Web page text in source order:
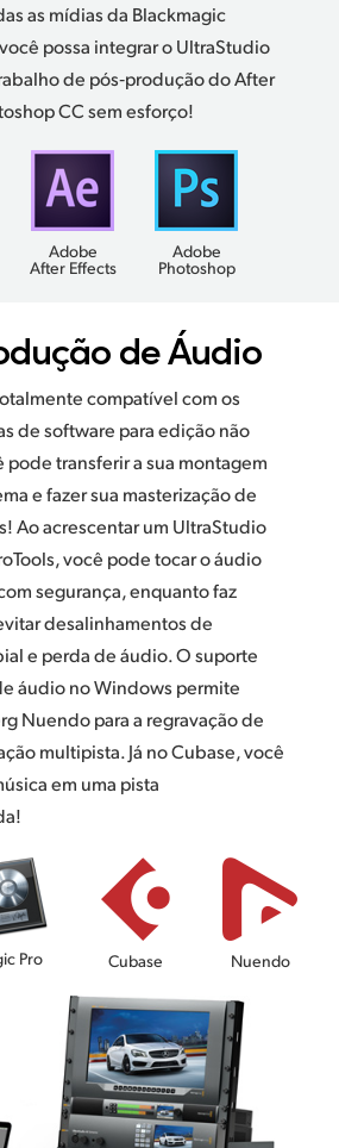
as mídias da Blackmagic
possa integrar o UltraStudio
de pós‑produção do After
CC sem esforço!
Adobe
After Effects
Adobe
Photoshop
de Áudio
compatível com os
de software para edição não
pode transferir a sua montagem
e fazer sua masterização de
Ao acrescentar um UltraStudio
você pode tocar o áudio
segurança, enquanto faz
desalinhamentos de
e perda de áudio. O suporte
áudio no Windows permite
Nuendo para a regravação de
multipista. Já no Cubase, você
em uma pista
Pro Cubase Nuendo